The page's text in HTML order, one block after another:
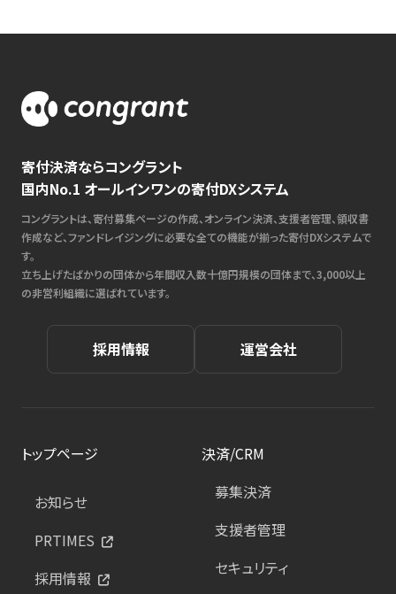
寄付決済ならコングラント
国内No.1 オールインワンの寄付DXシステム
コングラントは、寄付募集ページの作成、オンライン決済、支援者管理、領収書
作成など、ファンドレイジングに必要な全ての機能が揃った寄付DXシステムで
す。
立ち上げたばかりの団体から年間収入数十億円規模の団体まで、3,000以上
の非営利組織に選ばれています。
採用情報 運営会社
トップページ
お知らせ
PRTIMES
採用情報
決済/CRM
募集決済
支援者管理
セキュリティ